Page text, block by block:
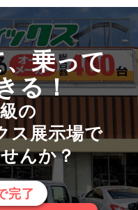
、乗って
る！
の
ス展示場で
んか？
完了